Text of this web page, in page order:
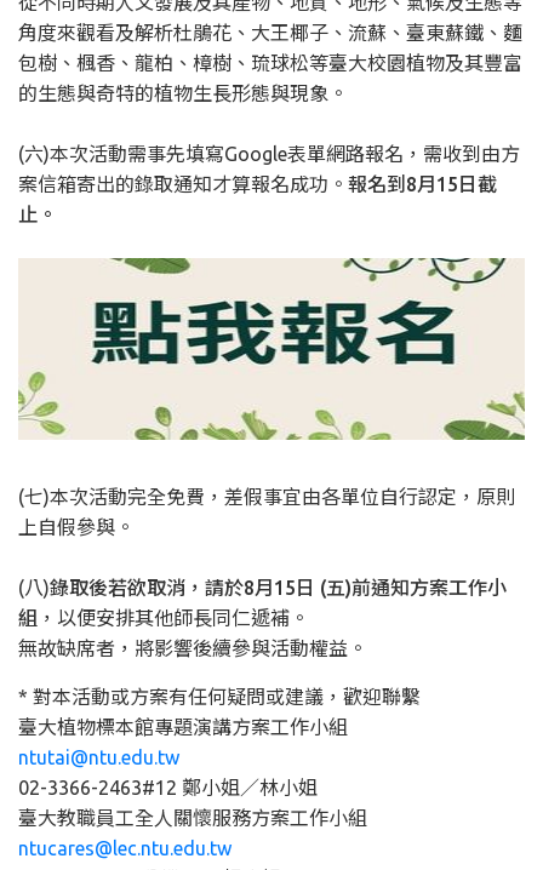
角度來觀看及解析杜鵑花、大王椰子、流蘇、臺東蘇鐵、麵
包樹、楓香、龍柏、樟樹、琉球松等臺大校園植物及其豐富
的生態與奇特的植物生長形態與現象。
(六)本次活動需事先填寫Google表單網路報名，需收到由方
案信箱寄出的錄取通知才算報名成功。 報名到8月15日截
止。
(七)本次活動完全免費，差假事宜由各單位自行認定，原則
上自假參與。
(八)錄取後若欲取消，請於8月15日 (五)前通知方案工作小
組 ，以便安排其他師長同仁遞補。
無故缺席者，將影響後續參與活動權益。
* 對本活動或方案有任何疑問或建議，歡迎聯繫
臺大植物標本館專題演講方案工作小組
ntutai@ntu.edu.tw
02-3366-2463#12 鄭小姐／林小姐
臺大教職員工全人關懷服務方案工作小組
ntucares@lec.ntu.edu.tw